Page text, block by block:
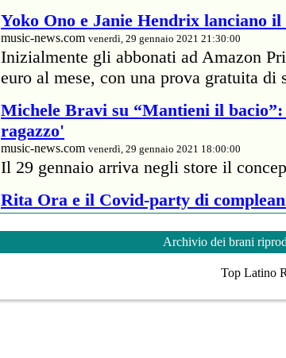
Yoko Ono e Janie Hendrix lanciano
music-news.com venerdì, 29 gennaio 2021 21:30:00
Inizialmente gli abbonati ad Amazon
euro al mese, con una prova gratuita di
Michele Bravi su “Mantieni il
ragazzo'
music-news.com venerdì, 29 gennaio 2021 18:00:00
Il 29 gennaio arriva negli store il
Rita Ora e il Covid-party di
ristoratore
venerdì, 29 gennaio 2021 18:00:00
Un rappresentante della cantante
6mila euro) al proprietario di un
Covid.
Archivio dei brani
Top Latino